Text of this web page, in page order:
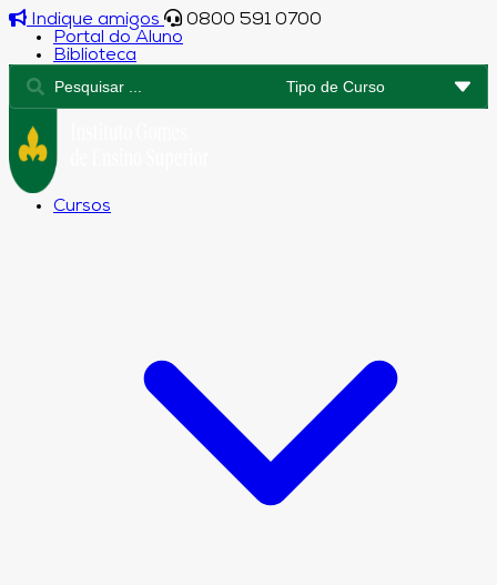
Indique amigos
0800 591 0700
Portal do Aluno
Biblioteca
Cursos